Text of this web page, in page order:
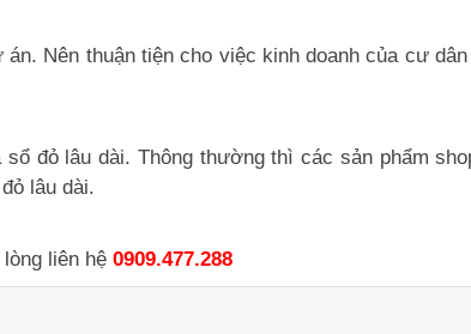
Nên thuận tiện cho việc kinh doanh của cư
đỏ lâu dài. Thông thường thì các sản phẩm
lâu dài.
liên hệ 0909.477.288